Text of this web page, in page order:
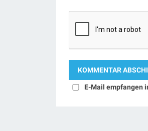
E-Mail empfangen